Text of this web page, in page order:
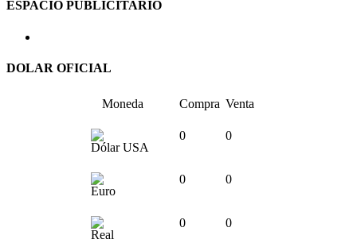
ESPACIO PUBLICITARIO
DOLAR OFICIAL
Moneda Compra Venta
Dólar USA
0 0
Euro
0 0
Real
0 0